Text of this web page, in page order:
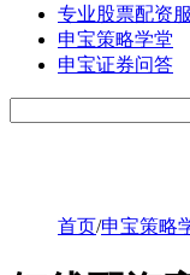
专业股票配资
申宝策略学堂
申宝证券问答
首页/申宝策略